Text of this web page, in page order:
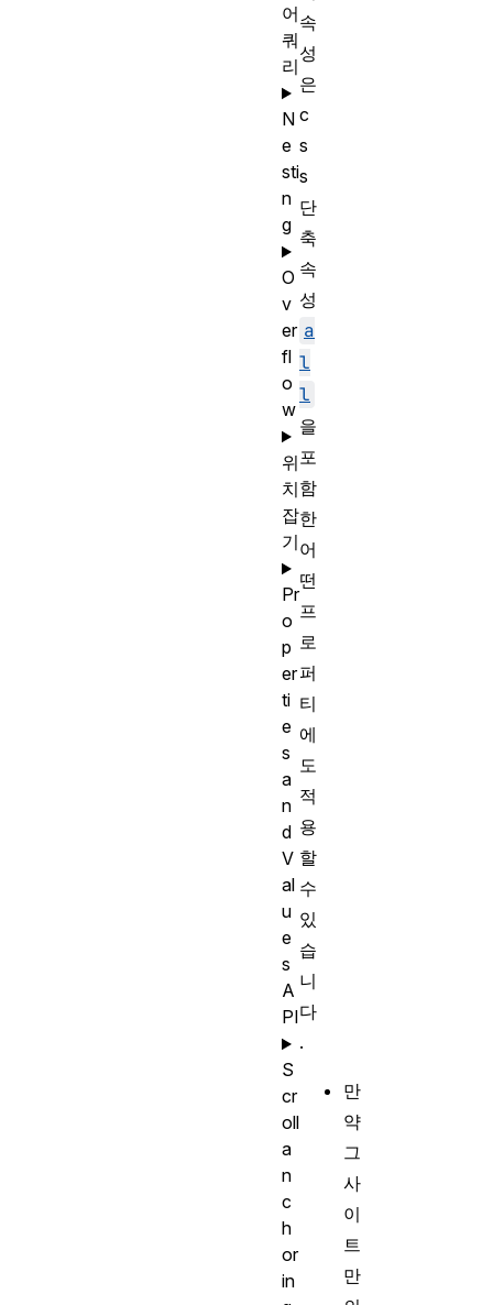
속
성
은
c
s
s
단
축
속
성
a
l
l
을
포
함
한
어
떤
프
로
퍼
티
에
도
적
용
할
수
있
습
니
다
.
만
약
그
사
이
트
만
어
쿼
리
N
e
sti
n
g
O
v
er
fl
o
w
위
치
잡
기
Pr
o
p
er
ti
e
s
a
n
d
V
al
u
e
s
A
PI
S
cr
oll
a
n
c
h
or
in